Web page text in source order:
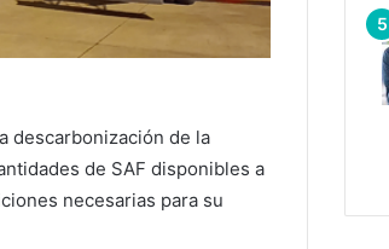
descarbonización de la
de SAF disponibles a
necesarias para su